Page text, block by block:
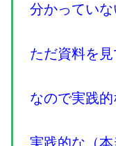
分かっていな
ただ資料を
なので実践的
実践的な（本